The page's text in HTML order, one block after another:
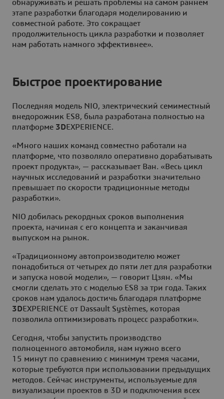
обнаруживать и решать проблемы на самом раннем
этапе разработки благодаря моделированию и
совместной работе. Это сокращает
продолжительность цикла разработки и позволяет
нам работать намного эффективнее».
Быстрое проектирование
Последняя модель NIO, электрический семиместный
внедорожник ES8, была разработана полностью на
платформе 3DEXPERIENCE.
«Много наших команд совместно работали на
платформе, что позволяло оперативно дорабатывать
проект продукта», — рассказывает Ван. «Весь цикл
научных исследований и разработки значительно
превышает по скорости традиционные методы
разработки».
NIO добилась рекордных сроков выполнения
проекта, начиная с его концепта и заканчивая
выпуском на рынок.
«Традиционному автопроизводителю может
понадобиться от четырех до пяти лет для разработки
и запуска новой модели», — говорит Цзян. «Мы
смогли сделать это с моделью ES8 за три года. Таких
сроков нам удалось достичь благодаря платформе
3DEXPERIENCE от Dassault Systèmes, которая
позволила оптимизировать процесс разработки».
Сегодня, чтобы запустить производство
полноценного автомобиля, нам нужно всего
15 минут по сравнению с минимум тремя часами,
которые требуются при использовании предыдущих
методов. Сейчас инструменты, используемые для
визуализации проектов в 3D и подключения всех